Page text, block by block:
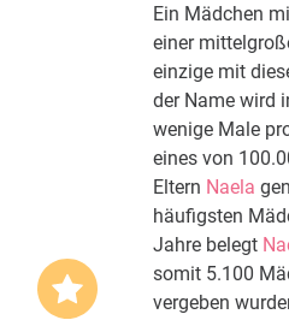
Ein Mädchen
einer
einzige mit
der Name wird
wenige Male
eines von
Eltern Naela
häufigsten
Jahre belegt
somit 5.100
vergeben